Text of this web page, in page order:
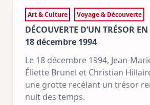
Art & Culture Voyage & Découverte
DÉCOUVERTE D’UN TRÉSOR
18 décembre 1994
Le 18 décembre 1994, Jean-
Éliette Brunel et Christian
une grotte recélant un trésor
nuit des temps.